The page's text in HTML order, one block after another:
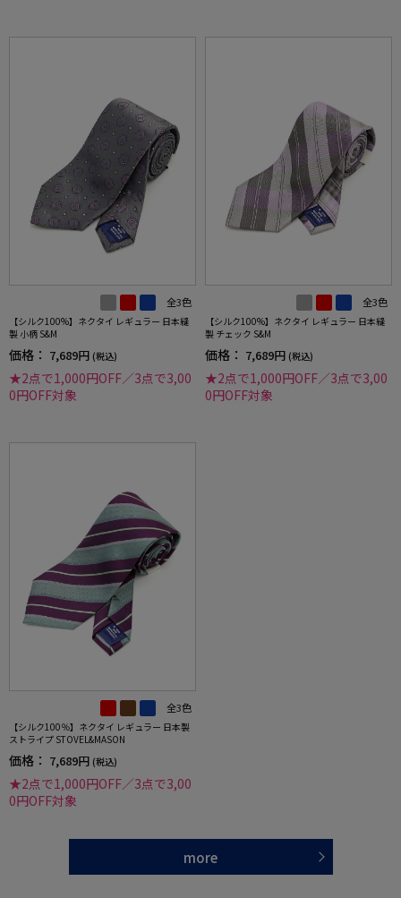
全3色
【シルク100%】ネクタイ レギュラー 日本縫
製 小柄 S&M
価格： 7,689円 (税込)
★2点で1,000円OFF／3点で3,00
0円OFF対象
全3色
【シルク100%】ネクタイ レギュラー 日本縫
製 チェック S&M
価格： 7,689円 (税込)
★2点で1,000円OFF／3点で3,00
0円OFF対象
全3色
【シルク100％】ネクタイ レギュラー 日本製
ストライプ STOVEL&MASON
価格： 7,689円 (税込)
★2点で1,000円OFF／3点で3,00
0円OFF対象
more